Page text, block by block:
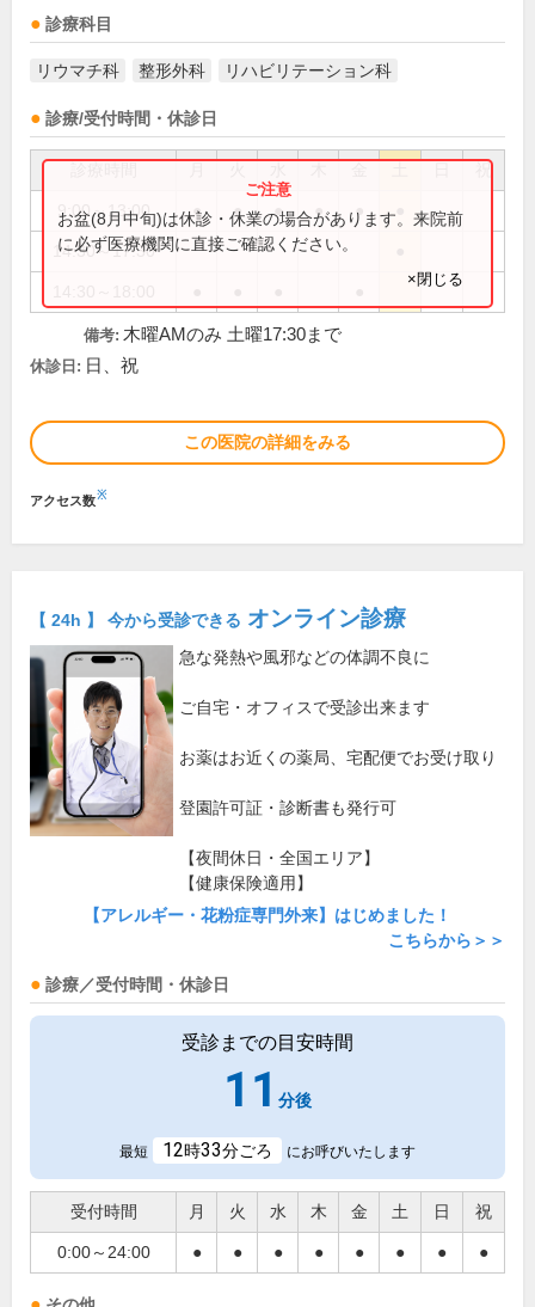
診療科目
リウマチ科 整形外科 リハビリテーション科
診療/受付時間・休診日
祝
9:00～13:00 ● ● ● ● ●
14:30～17:30
お盆(8月中旬)は休診・休業の場合があります。来院前
に必ず医療機関に直接ご確認ください。
×閉じる
備考: 木曜AMのみ 土曜17:30まで
休診日: 日、祝
この医院の詳細をみる
アクセス数※
【 24h 】 今から受診できる オンライン診療
急な発熱や風邪などの体調不良に
ご自宅・オフィスで受診出来ます
お薬はお近くの薬局、宅配便でお受け取り
登園許可証・診断書も発行可
【夜間休日・全国エリア】
【健康保険適用】
【アレルギー・花粉症専門外来】はじめました！
こちらから＞＞
診療／受付時間・休診日
受診までの目安時間
11 分後
最短 12時33分ごろ にお呼びいたします
受付時間 月 火 水 木 金 土 日 祝
0:00～24:00 ● ● ● ● ● ● ● ●